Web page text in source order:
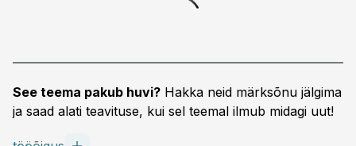
See teema pakub huvi? Hakka neid märksõnu jälgima
ja saad alati teavituse, kui sel teemal ilmub midagi uut!